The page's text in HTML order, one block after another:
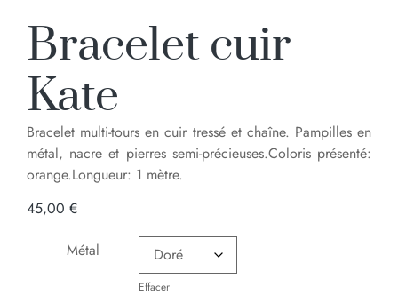
Bracelet cuir
Kate
Bracelet multi-tours en cuir tressé et chaîne. Pampilles en
métal, nacre et pierres semi-précieuses.Coloris présenté:
orange.Longueur: 1 mètre.
45,00 €
Métal
Effacer